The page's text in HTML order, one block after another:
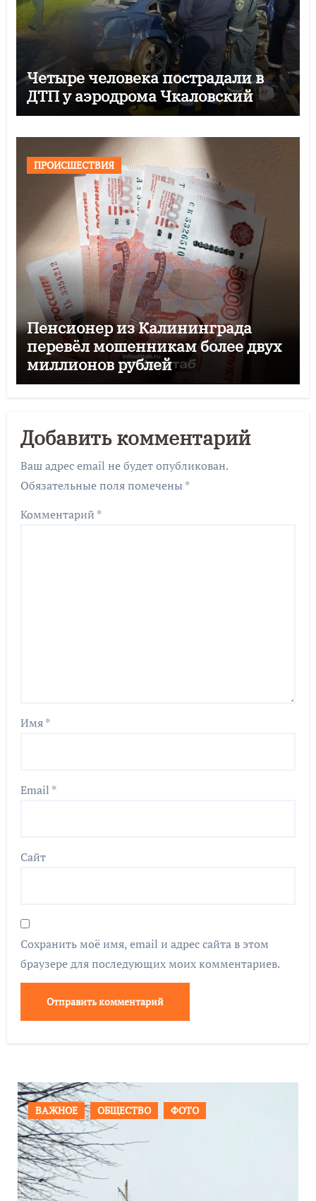
Четыре человека пострадали в
ДТП у аэродрома Чкаловский
ПРОИСШЕСТВИЯ
Пенсионер из Калининграда
перевёл мошенникам более двух
миллионов рублей
Добавить комментарий
Ваш адрес email не будет опубликован.
Обязательные поля помечены *
Комментарий *
Имя*
Email *
Сайт
Сохранить моё имя, email и адрес сайта в этом
браузере для последующих моих комментариев.
ПРОИСШЕСТВИЯ ФОТО